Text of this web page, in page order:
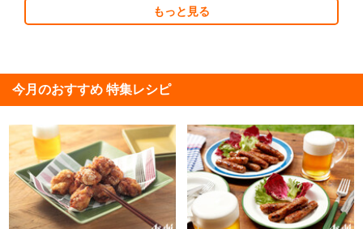
もっと見る
今月のおすすめ 特集レシピ